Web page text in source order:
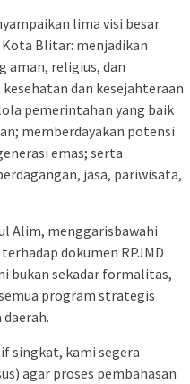
lima visi besar
Blitar: menjadikan
aman, religius, dan
dan kesejahteraan
pemerintahan yang baik
memberdayakan potensi
emas; serta
jasa, pariwisata,
Alim, menggarisbawahi
dokumen RPJMD
bukan sekadar formalitas,
program strategis
singkat, kami segera
agar proses pembahasan